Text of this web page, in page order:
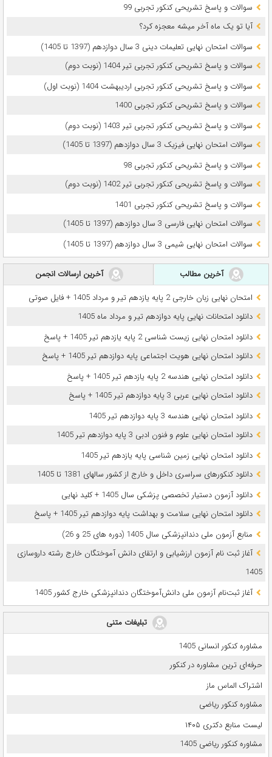
سوالات و پاسخ تشریحی کنکور تجربی 99
آیا تو یک ماه آخر میشه معجزه کرد؟
سوالات امتحان نهایی تعلیمات دینی 3 سال دوازدهم (1397 تا 1405)
سوالات و پاسخ تشریحی کنکور تجربی تیر 1404 (نوبت دوم)
سوالات و پاسخ تشریحی کنکور تجربی اردیبهشت 1404 (نوبت اول)
سوالات و پاسخ تشریحی کنکور تجربی 1400
سوالات و پاسخ تشریحی کنکور تجربی تیر 1403 (نوبت دوم)
سوالات امتحان نهایی فیزیک 3 سال دوازدهم (1397 تا 1405)
سوالات و پاسخ تشریحی کنکور تجربی 98
سوالات و پاسخ تشریحی کنکور تجربی تیر 1402 (نوبت دوم)
سوالات و پاسخ تشریحی کنکور تجربی 1401
سوالات امتحان نهایی فارسی 3 سال دوازدهم (1397 تا 1405)
سوالات امتحان نهایی شیمی 3 سال دوازدهم (1397 تا 1405)
آخرین مطالب
آخرین ارسالات انجمن
امتحان نهایی زبان خارجی 2 پایه یازدهم تیر و مرداد 1405 + فایل صوتی
دانلود امتحانات نهایی پایه دوازدهم تیر و مرداد ماه 1405
دانلود امتحان نهایی زیست شناسی 2 پایه یازدهم تیر 1405 + پاسخ
دانلود امتحان نهایی هویت اجتماعی پایه دوازدهم تیر 1405 + پاسخ
دانلود امتحان نهایی هندسه 2 پایه یازدهم تیر 1405 + پاسخ
دانلود امتحان نهایی عربی 3 پایه دوازدهم تیر 1405 + پاسخ
دانلود امتحان نهایی هندسه 3 پایه دوازدهم تیر 1405
دانلود امتحان نهایی علوم و فنون ادبی 3 پایه دوازدهم تیر 1405
دانلود امتحان نهایی زمین شناسی پایه یازدهم تیر 1405
دانلود کنکورهای سراسری داخل و خارج از کشور سالهای 1381 تا 1405
دانلود آزمون دستیار تخصصی پزشکی سال 1405 + کلید نهایی
دانلود امتحان نهایی سلامت و بهداشت پایه دوازدهم تیر 1405 + پاسخ
ﻣﻨﺎﺑﻊ آزﻣﻮن ﻣﻠﯽ دندانپزشکی سال 1405 (دوره های 25 و 26)
آغاز ثبت نام آزمون‌ ارزشیابی و ارتقای دانش آموختگان خارج رشته داروسازی
1405
آغاز ثبت‌نام آزمون ملی دانش‌آموختگان دندانپزشکی خارج کشور 1405
تبلیغات متنی
مشاوره کنکور انسانی 1405
حرفه‌ای ترین مشاوره در کنکور
اشتراک الماس ماز
مشاوره کنکور ریاضی
لیست منابع دکتری ۱۴۰۵
مشاوره کنکور ریاضی 1405